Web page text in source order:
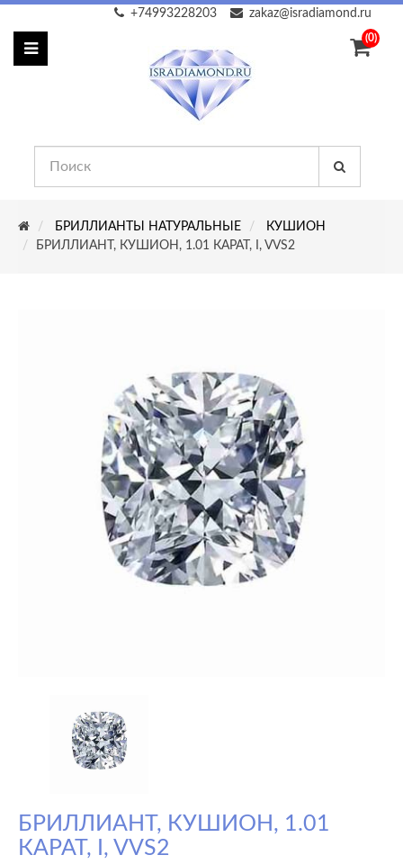
zakaz@isradiamond.ru
+74993228203
(0)
БРИЛЛИАНТЫ НАТУРАЛЬНЫЕ
КУШИОН
БРИЛЛИАНТ, КУШИОН, 1.01 КАРАТ, I, VVS2
БРИЛЛИАНТ, КУШИОН, 1.01
КАРАТ, I, VVS2